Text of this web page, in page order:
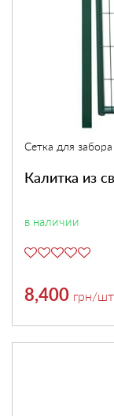
Сетка для
Калитка из
в наличии
8,400 грн/шт.